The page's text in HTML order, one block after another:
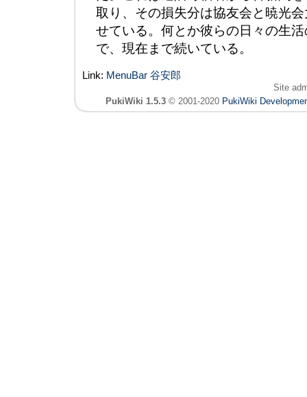
取り、その損失分は協友会と暁光
せている。何とか彼らの日々の生
で、現在まで続いている。
Link: MenuBar 谷安郎
Site
PukiWiki 1.5.3 © 2001-2020 PukiWiki